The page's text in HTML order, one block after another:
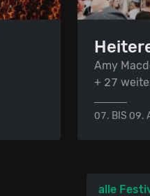
Amy
+ 27
07. BIS 09.
alle